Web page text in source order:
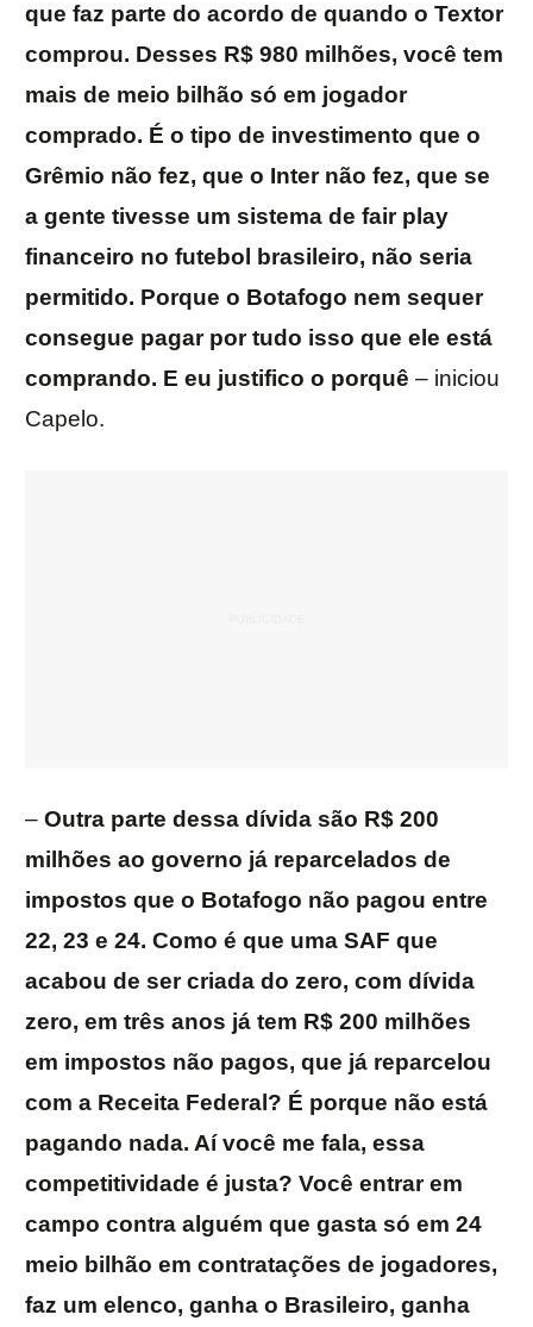
que faz parte do acordo de quando o Textor
comprou. Desses R$ 980 milhões, você tem
mais de meio bilhão só em jogador
comprado. É o tipo de investimento que o
Grêmio não fez, que o Inter não fez, que se
a gente tivesse um sistema de fair play
financeiro no futebol brasileiro, não seria
permitido. Porque o Botafogo nem sequer
consegue pagar por tudo isso que ele está
comprando. E eu justifico o porquê – iniciou
Capelo.
– Outra parte dessa dívida são R$ 200
milhões ao governo já reparcelados de
impostos que o Botafogo não pagou entre
22, 23 e 24. Como é que uma SAF que
acabou de ser criada do zero, com dívida
zero, em três anos já tem R$ 200 milhões
em impostos não pagos, que já reparcelou
com a Receita Federal? É porque não está
pagando nada. Aí você me fala, essa
competitividade é justa? Você entrar em
campo contra alguém que gasta só em 24
meio bilhão em contratações de jogadores,
faz um elenco, ganha o Brasileiro, ganha